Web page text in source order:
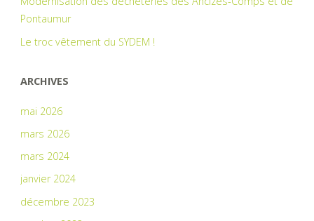
Pontaumur
Le troc vêtement du SYDEM !
ARCHIVES
mai 2026
mars 2026
mars 2024
janvier 2024
décembre 2023